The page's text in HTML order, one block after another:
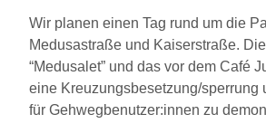
Wir planen einen Tag rund um die
Medusastraße und Kaiserstraße.
“Medusalet” und das vor dem Café
eine Kreuzungsbesetzung/sperrung
für Gehwegbenutzer:innen zu